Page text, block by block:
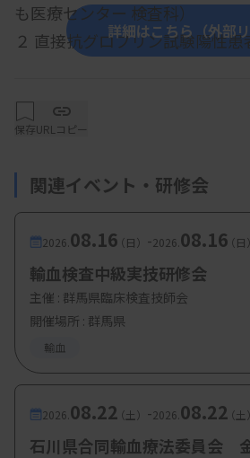
も医療センター 検査科）
２ 直接抗グロブリン試験陽性
部）
詳細はこちら（外部リ
保存URLコピー
関連イベント・研修会
2026. 08.16（日） -2026. 08.16（日）
輸血検査中級実技研修会
主催 : 群馬県臨床検査技師会
開催場所 : 群馬県
輸血
2026. 08.22（土） -2026. 08.22（土）
石川県合同輸血療法委員会